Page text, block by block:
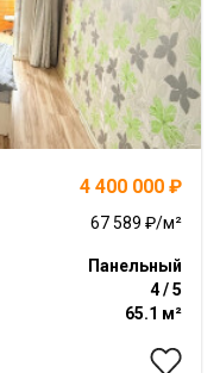
4 400 000 ₽
67 589 ₽/м²
Панельный
4 / 5
65.1 м²